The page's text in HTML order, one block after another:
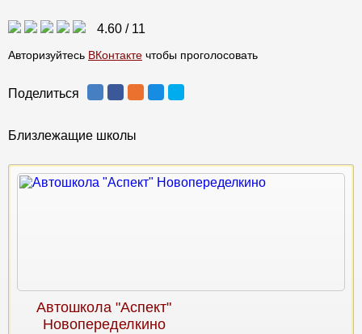
4.60 / 11
Авторизуйтесь ВКонтакте чтобы проголосовать
Поделиться
Близлежащие школы
Автошкола "Аспект"
Новопеределкино